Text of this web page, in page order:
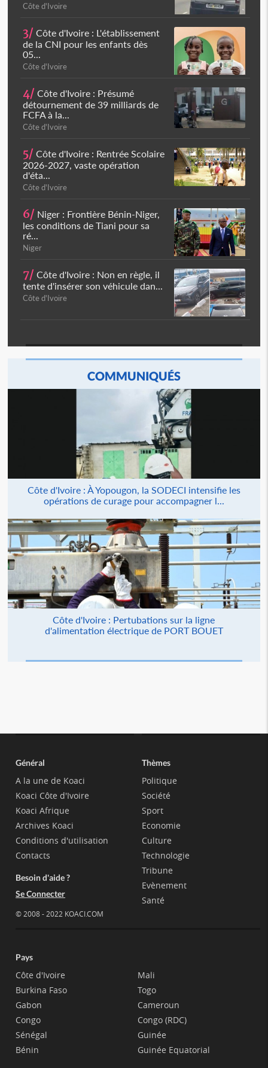
Côte d'Ivoire
3/ Côte d'Ivoire : L'établissement
de la CNI pour les enfants dès
05...
Côte d'Ivoire
4/ Côte d'Ivoire : Présumé
détournement de 39 milliards de
FCFA à la...
Côte d'Ivoire
5/ Côte d'Ivoire : Rentrée Scolaire
2026-2027, vaste opération
d'éta...
Côte d'Ivoire
6/ Niger : Frontière Bénin-Niger,
les conditions de Tiani pour sa
ré...
Niger
7/ Côte d'Ivoire : Non en règle, il
tente d'insérer son véhicule dan...
Côte d'Ivoire
COMMUNIQUÉS
Côte d'Ivoire : À Yopougon, la SODECI intensifie les
opérations de curage pour accompagner l...
Côte d'Ivoire : Pertubations sur la ligne
d'alimentation électrique de PORT BOUET
Général
A la une de Koaci
Koaci Côte d'Ivoire
Koaci Afrique
Archives Koaci
Conditions d'utilisation
Contacts
Besoin d'aide ?
Se Connecter
© 2008 - 2022 KOACI.COM
Thèmes
Politique
Société
Sport
Economie
Culture
Technologie
Tribune
Evènement
Santé
Pays
Côte d'Ivoire
Burkina Faso
Gabon
Congo
Sénégal
Bénin
Mali
Togo
Cameroun
Congo (RDC)
Guinée
Guinée Equatorial